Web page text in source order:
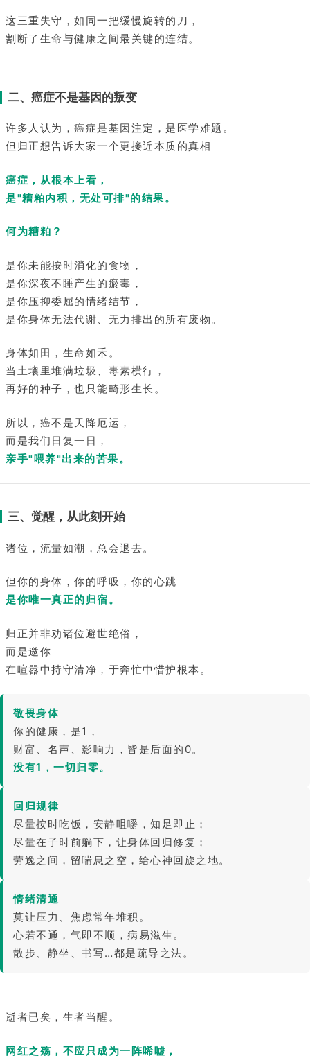
这三重失守，如同一把缓慢旋转的刀，
割断了生命与健康之间最关键的连结。
二、癌症不是基因的叛变
许多人认为，癌症是基因注定，是医学难题。
但归正想告诉大家一个更接近本质的真相
癌症，从根本上看，
是"糟粕内积，无处可排"的结果。
何为糟粕？
是你未能按时消化的食物，
是你深夜不睡产生的瘀毒，
是你压抑委屈的情绪结节，
是你身体无法代谢、无力排出的所有废物。
身体如田，生命如禾。
当土壤里堆满垃圾、毒素横行，
再好的种子，也只能畸形生长。
所以，癌不是天降厄运，
而是我们日复一日，
亲手"喂养"出来的苦果。
三、觉醒，从此刻开始
诸位，流量如潮，总会退去。
但你的身体，你的呼吸，你的心跳
是你唯一真正的归宿。
归正并非劝诸位避世绝俗，
而是邀你
在喧嚣中持守清净，于奔忙中惜护根本。
敬畏身体
你的健康，是1，
财富、名声、影响力，皆是后面的0。
没有1，一切归零。
回归规律
尽量按时吃饭，安静咀嚼，知足即止；
尽量在子时前躺下，让身体回归修复；
劳逸之间，留喘息之空，给心神回旋之地。
情绪清通
莫让压力、焦虑常年堆积。
心若不通，气即不顺，病易滋生。
散步、静坐、书写…都是疏导之法。
逝者已矣，生者当醒。
网红之殇，不应只成为一阵唏嘘，